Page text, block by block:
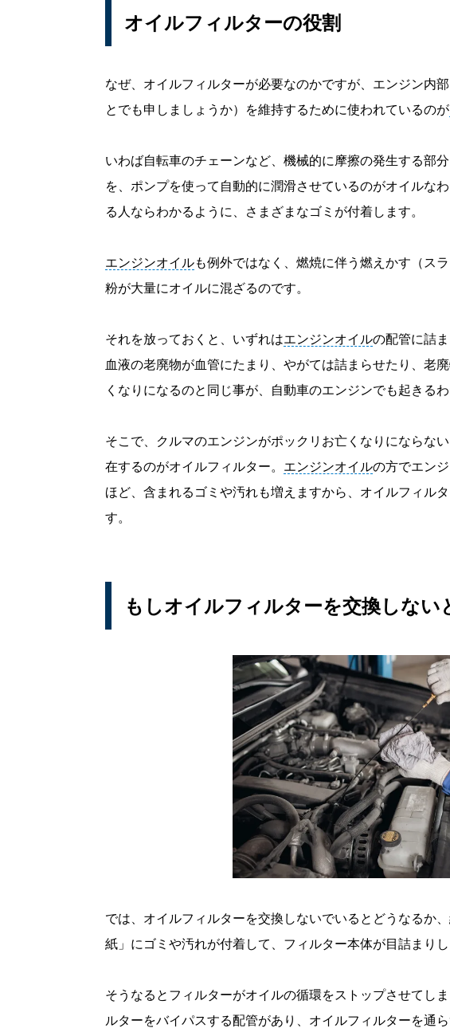
オイルフィルターの役割
なぜ、オイルフィルターが必要なのかですが、エンジン内
とでも申しましょうか）を維持するために使われているのが
いわば自転車のチェーンなど、機械的に摩擦の発生する部
を、ポンプを使って自動的に潤滑させているのがオイルな
る人ならわかるように、さまざまなゴミが付着します。
エンジンオイルも例外ではなく、燃焼に伴う燃えかす（ス
粉が大量にオイルに混ざるのです。
それを放っておくと、いずれはエンジンオイルの配管に詰
血液の老廃物が血管にたまり、やがては詰まらせたり、老
くなりになるのと同じ事が、自動車のエンジンでも起きるわ
そこで、クルマのエンジンがポックリお亡くなりにならな
在するのがオイルフィルター。 エンジンオイルの方でエン
ほど、含まれるゴミや汚れも増えますから、オイルフィル
す。
もしオイルフィルターを交換しない
では、オイルフィルターを交換しないでいるとどうなるか
紙」にゴミや汚れが付着して、フィルター本体が目詰まりし
そうなるとフィルターがオイルの循環をストップさせてし
ルターをバイパスする配管があり、オイルフィルターを通